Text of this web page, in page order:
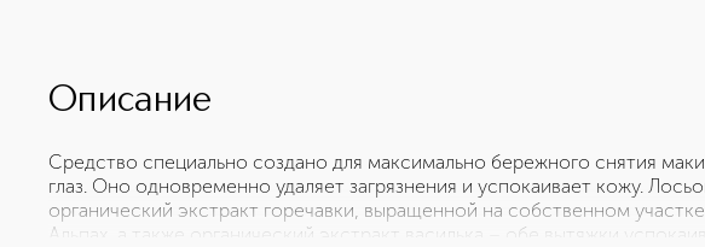
Описание
Средство специально создано для максимально бережного снятия
глаз. Оно одновременно удаляет загрязнения и успокаивает кожу.
органический экстракт горечавки, выращенной на собственном
Альпах, а также органический экстракт василька – обе вытяжки